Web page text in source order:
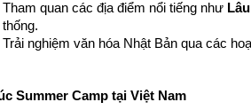
Tham quan các địa điểm nổi tiếng như
thống.
Trải nghiệm văn hóa Nhật Bản qua các
Summer Camp tại Việt Nam